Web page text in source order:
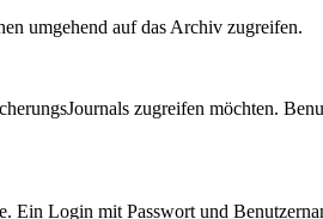
umgehend auf das Archiv zugreifen.
zugreifen möchten.
Ein Login mit Passwort und